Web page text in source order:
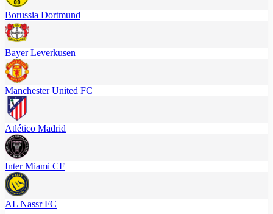
Borussia Dortmund
Bayer Leverkusen
Manchester United FC
Atlético Madrid
Inter Miami CF
AL Nassr FC